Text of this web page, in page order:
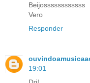
Beijossssssssssss
Vero
Responder
19:01